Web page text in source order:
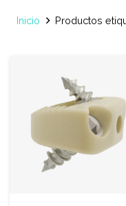
Inicio Productos